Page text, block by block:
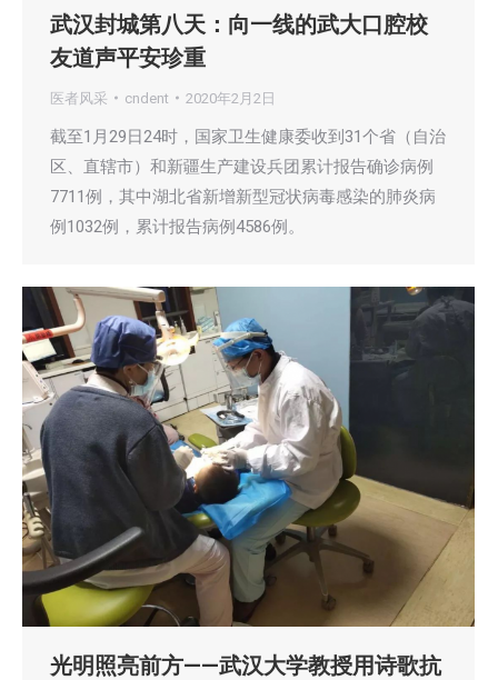
武汉封城第八天：向一线的武大口腔校
友道声平安珍重
医者风采 cndent 2020年2月2日
截至1月29日24时，国家卫生健康委收到31个省（自治
区、直辖市）和新疆生产建设兵团累计报告确诊病例
7711例，其中湖北省新增新型冠状病毒感染的肺炎病
例1032例，累计报告病例4586例。
光明照亮前方——武汉大学教授用诗歌抗